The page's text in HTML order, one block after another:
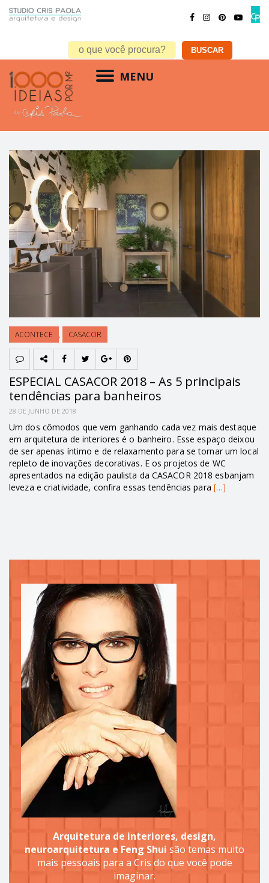
MENU
ACONTECE , CASACOR
ESPECIAL CASACOR 2018 – As 5 principais
tendências para banheiros
28 DE JUNHO DE 2018
Um dos cômodos que vem ganhando cada vez mais destaque
em arquitetura de interiores é o banheiro. Esse espaço deixou
de ser apenas íntimo e de relaxamento para se tornar um local
repleto de inovações decorativas. E os projetos de WC
apresentados na edição paulista da CASACOR 2018 esbanjam
leveza e criatividade, confira essas tendências para […]
Arquitetura de interiores, design,
neuroarquitetura e Feng Shui são temas muito
mais pessoais para a Cris do que você pode
imaginar.